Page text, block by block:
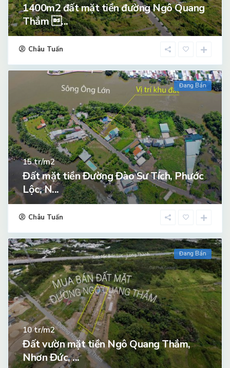
1400m2 đất mặt tiền đường Ngô Quang
Thắm ...
Châu Tuấn
Đang Bán
15tr/m2
Đất mặt tiền Đường Đào Sư Tích, Phước
Lộc, N...
Châu Tuấn
Đang Bán
10tr/m2
Đất vườn mặt tiền Ngô Quang Thắm,
Nhơn Đức, ...